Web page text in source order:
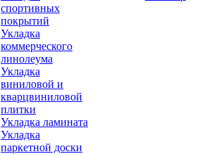
спортивных
покрытий
Укладка
коммерческого
линолеума
Укладка
виниловой и
кварцвиниловой
плитки
Укладка ламината
Укладка
паркетной доски